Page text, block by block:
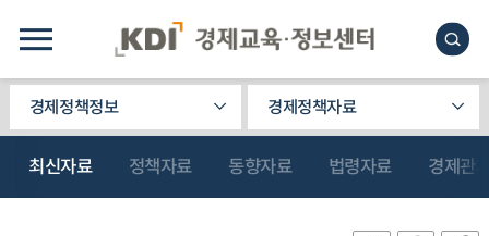
경제정책정보 경제정책자료
최신자료 정책자료 동향자료 법령자료 경제관